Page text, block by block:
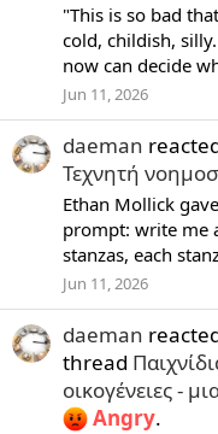
"This is so bad
cold, childish,
now can decide
Jun 11, 2026
daeman
Τεχνητή
Ethan Mollick
prompt: write me
stanzas, each
Jun 11, 2026
daeman
thread
οικογένειες -
Angry.